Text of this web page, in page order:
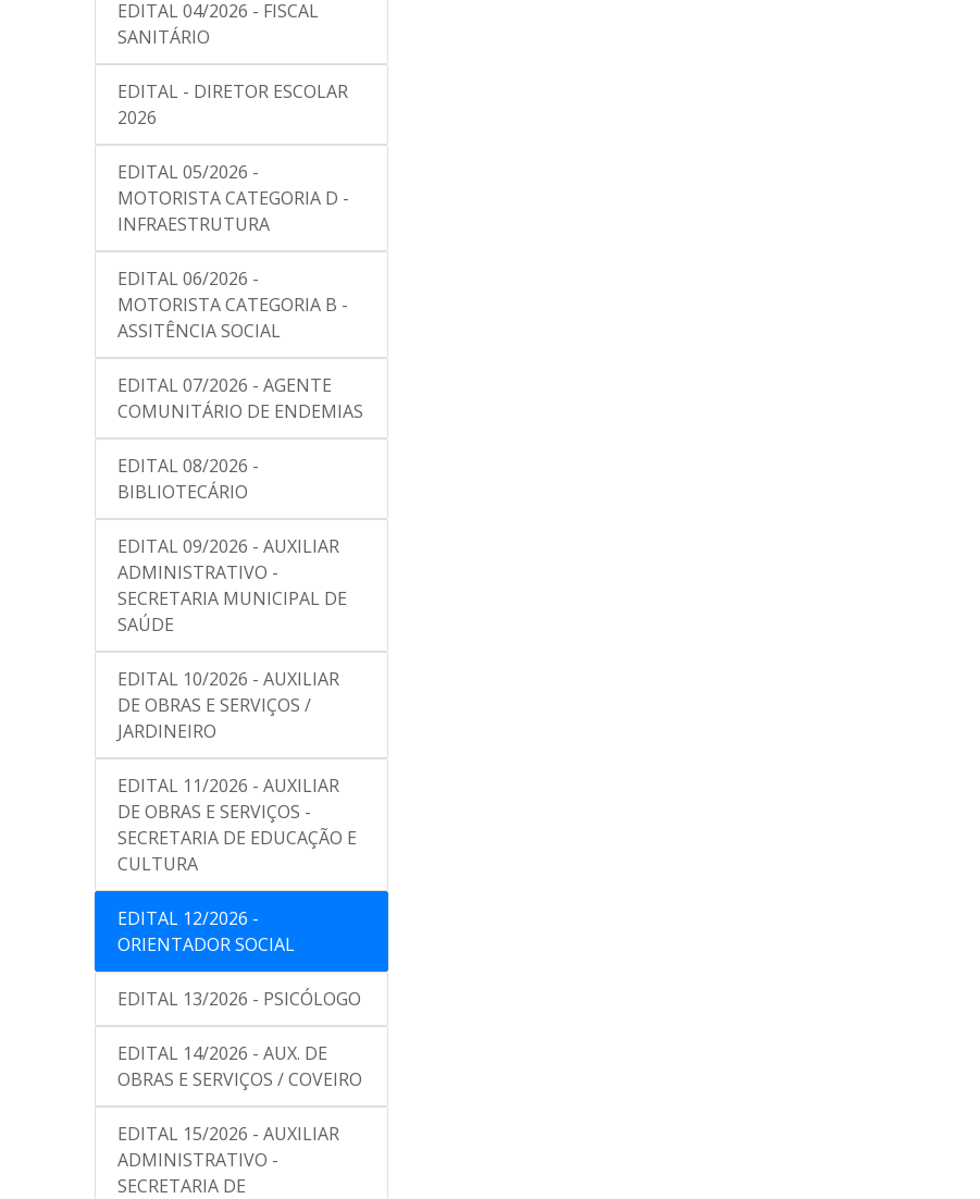
EDITAL 04/2026 - FISCAL
SANITÁRIO
EDITAL - DIRETOR ESCOLAR
2026
EDITAL 05/2026 -
MOTORISTA CATEGORIA D -
INFRAESTRUTURA
EDITAL 06/2026 -
MOTORISTA CATEGORIA B -
ASSITÊNCIA SOCIAL
EDITAL 07/2026 - AGENTE
COMUNITÁRIO DE ENDEMIAS
EDITAL 08/2026 -
BIBLIOTECÁRIO
EDITAL 09/2026 - AUXILIAR
ADMINISTRATIVO -
SECRETARIA MUNICIPAL DE
SAÚDE
EDITAL 10/2026 - AUXILIAR
DE OBRAS E SERVIÇOS /
JARDINEIRO
EDITAL 11/2026 - AUXILIAR
DE OBRAS E SERVIÇOS -
SECRETARIA DE EDUCAÇÃO E
CULTURA
EDITAL 12/2026 -
ORIENTADOR SOCIAL
EDITAL 13/2026 - PSICÓLOGO
EDITAL 14/2026 - AUX. DE
OBRAS E SERVIÇOS / COVEIRO
EDITAL 15/2026 - AUXILIAR
ADMINISTRATIVO -
SECRETARIA DE